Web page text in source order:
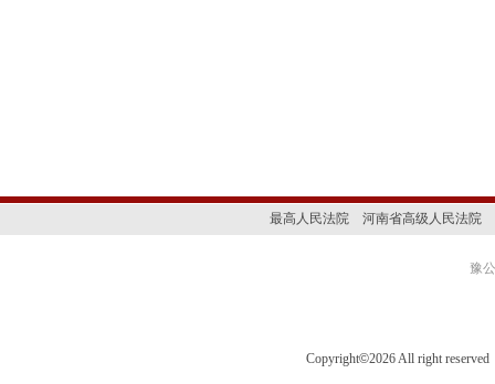
最高人民法院 河南省高级人民法院
豫
Copyright©2026 All right